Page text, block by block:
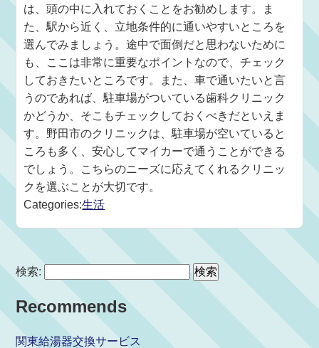
は、頭の中に入れておくことをお勧めします。ま
た、駅から近く、立地条件的に通いやすいところを
選んでみましょう。途中で面倒だと思わないために
も、ここは非常に重要なポイントなので、チェック
しておきたいところです。また、車で通いたいと言
うのであれば、駐車場がついている歯科クリニック
かどうか、そこもチェックしておくべきだといえま
す。野田市のクリニックは、駐車場が空いていると
ころも多く、安心してマイカーで通うことができる
でしょう。こちらのニーズに応えてくれるクリニッ
クを選ぶことが大切です。
Categories:生活
検索:
Recommends
関東給湯器交換サービス